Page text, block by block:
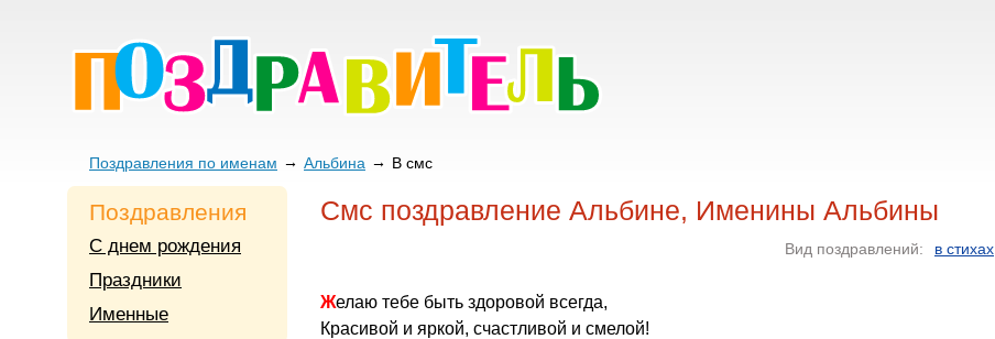
Поздравления по именам Альбина В смс
Смс поздравление Альбине, Именины Альбины
Вид поздравлений: в стихах
Желаю тебе быть здоровой всегда,
Красивой и яркой, счастливой и смелой!
Поздравления
С днем рождения
Праздники
Именные